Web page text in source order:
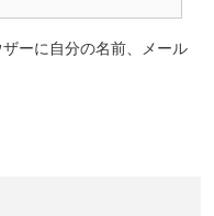
ーに自分の名前、メール